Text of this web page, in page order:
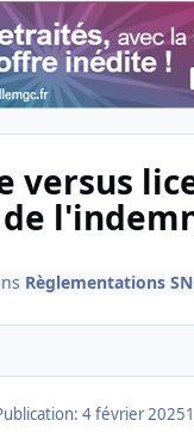
versus
Règlementations
4 février 2025